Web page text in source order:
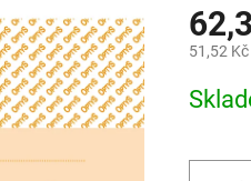
51,52
cena: